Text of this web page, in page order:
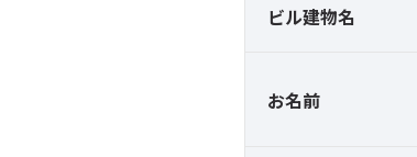
ビル建物名
お名前